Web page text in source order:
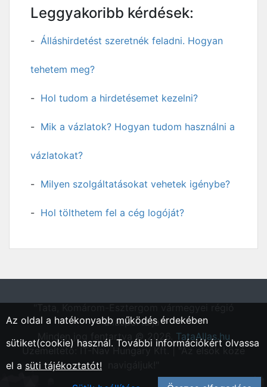
Leggyakoribb kérdések:
Álláshirdetést szeretnék feladni. Hogyan
tehetem meg?
Hol tudom a hirdetésemet kezelni?
Mik a vázlatok? Hogyan tudom használni a
vázlatokat?
Milyen szolgáltatásokat vehetek igénybe?
Hol tölthetem fel a cég logóját?
állásportálja"
Minden jog fentartva © 2026. TataAllas.hu
Üzemeltető: IT-Nav Hungary Kft. | "Az elsők közé
Az oldal a hatékonyabb működés érdekében
sütiket(cookie) használ. További információkért olvassa
el a süti tájékoztatót!